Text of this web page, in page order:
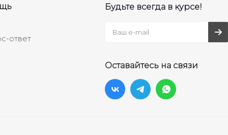
ответ
Будьте всегда в курсе!
Оставайтесь на связи